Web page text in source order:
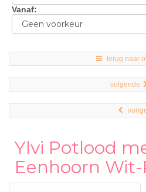
Vanaf:
terug naar
volgende
Ylvi Potlood
Eenhoorn Wit-